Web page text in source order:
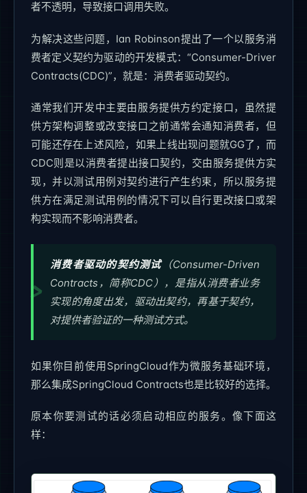
者不透明，导致接口调用失败。
为解决这些问题，Ian Robinson提出了一个以服务消
费者定义契约为驱动的开发模式：“Consumer-Driver
Contracts(CDC)”，就是：消费者驱动契约。
通常我们开发中主要由服务提供方约定接口，虽然提
供方架构调整或改变接口之前通常会通知消费者，但
可能还存在上述风险，如果上线出现问题就GG了，而
CDC则是以消费者提出接口契约，交由服务提供方实
现，并以测试用例对契约进行产生约束，所以服务提
供方在满足测试用例的情况下可以自行更改接口或架
构实现而不影响消费者。
消费者驱动的契约测试（Consumer-Driven
Contracts，简称CDC），是指从消费者业务
实现的角度出发，驱动出契约，再基于契约，
对提供者验证的一种测试方式。
如果你目前使用SpringCloud作为微服务基础环境，
那么集成SpringCloud Contracts也是比较好的选择。
原本你要测试的话必须启动相应的服务。像下面这
样：